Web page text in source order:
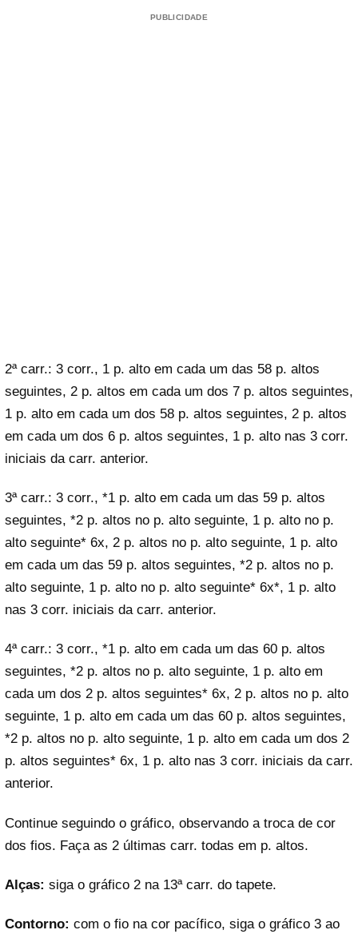
PUBLICIDADE
2ª carr.: 3 corr., 1 p. alto em cada um das 58 p. altos
seguintes, 2 p. altos em cada um dos 7 p. altos seguintes,
1 p. alto em cada um dos 58 p. altos seguintes, 2 p. altos
em cada um dos 6 p. altos seguintes, 1 p. alto nas 3 corr.
iniciais da carr. anterior.
3ª carr.: 3 corr., *1 p. alto em cada um das 59 p. altos
seguintes, *2 p. altos no p. alto seguinte, 1 p. alto no p.
alto seguinte* 6x, 2 p. altos no p. alto seguinte, 1 p. alto
em cada um das 59 p. altos seguintes, *2 p. altos no p.
alto seguinte, 1 p. alto no p. alto seguinte* 6x*, 1 p. alto
nas 3 corr. iniciais da carr. anterior.
4ª carr.: 3 corr., *1 p. alto em cada um das 60 p. altos
seguintes, *2 p. altos no p. alto seguinte, 1 p. alto em
cada um dos 2 p. altos seguintes* 6x, 2 p. altos no p. alto
seguinte, 1 p. alto em cada um das 60 p. altos seguintes,
*2 p. altos no p. alto seguinte, 1 p. alto em cada um dos 2
p. altos seguintes* 6x, 1 p. alto nas 3 corr. iniciais da carr.
anterior.
Continue seguindo o gráfico, observando a troca de cor
dos fios. Faça as 2 últimas carr. todas em p. altos.
Alças: siga o gráfico 2 na 13ª carr. do tapete.
Contorno: com o fio na cor pacífico, siga o gráfico 3 ao